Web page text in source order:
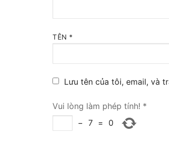
TÊN *
Lưu tên của tôi, email, và
Vui lòng làm phép tính! *
− 7 = 0